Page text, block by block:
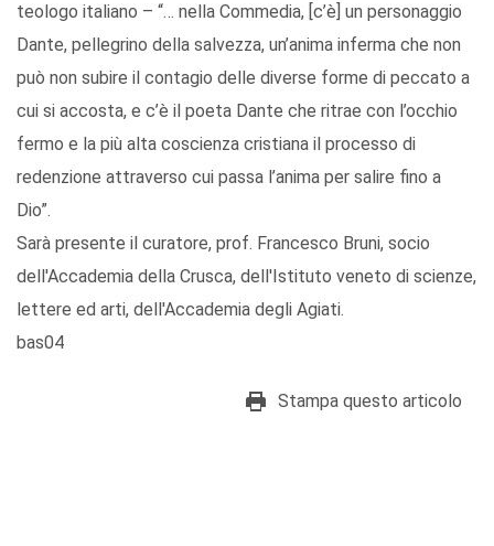
teologo italiano – “… nella Commedia, [c’è] un personaggio
Dante, pellegrino della salvezza, un’anima inferma che non
può non subire il contagio delle diverse forme di peccato a
cui si accosta, e c’è il poeta Dante che ritrae con l’occhio
fermo e la più alta coscienza cristiana il processo di
redenzione attraverso cui passa l’anima per salire fino a
Dio”.
Sarà presente il curatore, prof. Francesco Bruni, socio
dell'Accademia della Crusca, dell'Istituto veneto di scienze,
lettere ed arti, dell'Accademia degli Agiati.
bas04
Stampa questo articolo